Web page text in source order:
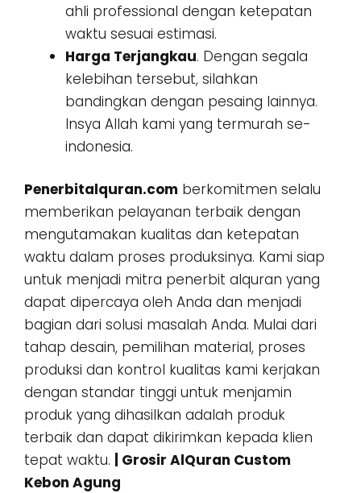
ahli professional dengan ketepatan
waktu sesuai estimasi.
Harga Terjangkau. Dengan segala
kelebihan tersebut, silahkan
bandingkan dengan pesaing lainnya.
Insya Allah kami yang termurah se-
indonesia.
Penerbitalquran.com berkomitmen selalu
memberikan pelayanan terbaik dengan
mengutamakan kualitas dan ketepatan
waktu dalam proses produksinya. Kami siap
untuk menjadi mitra penerbit alquran yang
dapat dipercaya oleh Anda dan menjadi
bagian dari solusi masalah Anda. Mulai dari
tahap desain, pemilihan material, proses
produksi dan kontrol kualitas kami kerjakan
dengan standar tinggi untuk menjamin
produk yang dihasilkan adalah produk
terbaik dan dapat dikirimkan kepada klien
tepat waktu.
| Grosir AlQuran Custom
Kebon Agung